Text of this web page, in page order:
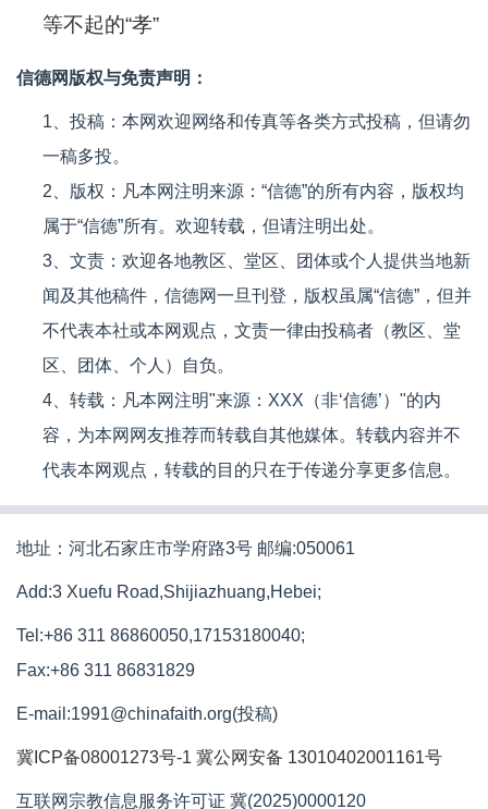
等不起的“孝”
信德网版权与免责声明：
1、投稿：本网欢迎网络和传真等各类方式投稿，但请勿
一稿多投。
2、版权：凡本网注明来源：“信德”的所有内容，版权均
属于“信德”所有。欢迎转载，但请注明出处。
3、文责：欢迎各地教区、堂区、团体或个人提供当地新
闻及其他稿件，信德网一旦刊登，版权虽属“信德”，但并
不代表本社或本网观点，文责一律由投稿者（教区、堂
区、团体、个人）自负。
4、转载：凡本网注明"来源：XXX（非‘信德’）"的内
容，为本网网友推荐而转载自其他媒体。转载内容并不
代表本网观点，转载的目的只在于传递分享更多信息。
地址：河北石家庄市学府路3号 邮编:050061
Add:3 Xuefu Road,Shijiazhuang,Hebei;
Tel:+86 311 86860050,17153180040;
Fax:+86 311 86831829
E-mail:1991@chinafaith.org(投稿)
冀ICP备08001273号-1 冀公网安备 13010402001161号
互联网宗教信息服务许可证 冀(2025)0000120